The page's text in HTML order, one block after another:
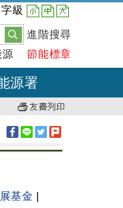
字級 小 中 大
進階搜尋
源 節能標章
源署
基金